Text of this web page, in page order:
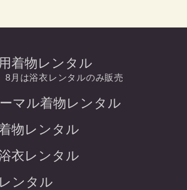
着物レンタル
8月は浴衣レンタルのみ販売
マル着物レンタル
物レンタル
衣レンタル
ンタル